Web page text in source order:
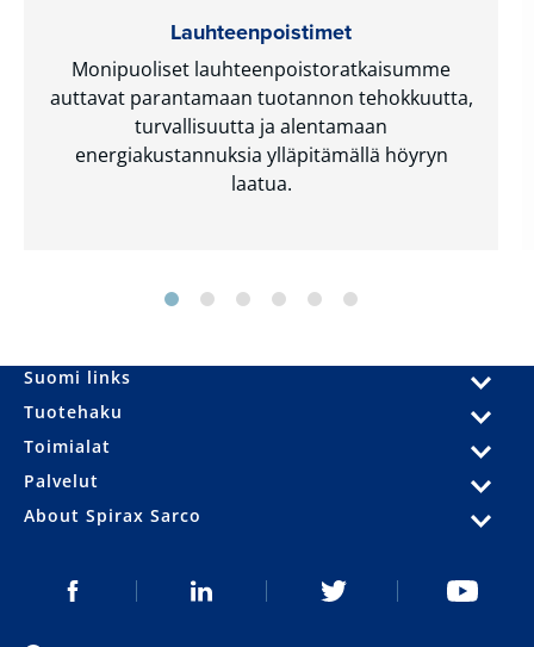
Lauhteenpoistimet
Monipuoliset lauhteenpoistoratkaisumme
auttavat parantamaan tuotannon tehokkuutta,
turvallisuutta ja alentamaan
energiakustannuksia ylläpitämällä höyryn
laatua.
Suomi links
Tuotehaku
Toimialat
Palvelut
About Spirax Sarco